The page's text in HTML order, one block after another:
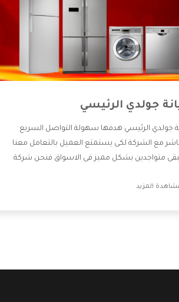
جولدي الرئيسي
جولدي الرئيسي هدفها سهولة التواصل السريع
مع الشركة لكى يستمتع العميل بالتعامل معنا
متواجدين بشكل مميز فى الاسواق فنحن شركة
التى تنفرد الشركة بها والتى تكون منها خدمة
المزيد